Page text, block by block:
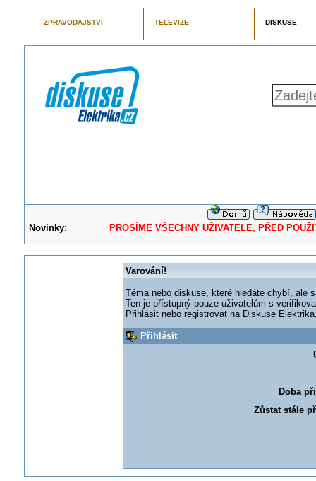
ZPRAVODAJSTVÍ TELEVIZE DISKUSE
Novinky: PROSÍME VŠECHNY UŽIVATELE, PŘED
Varování!
Téma nebo diskuse, které hledáte chybí, ale
Ten je přístupný pouze uživatelům s
Přihlásit nebo registrovat na Diskuse
Přihlásit
Doba
Zůstat stále